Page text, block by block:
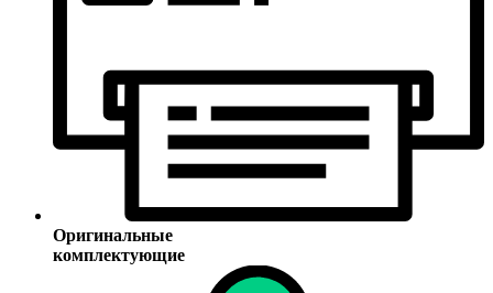
Оригинальные
комплектующие